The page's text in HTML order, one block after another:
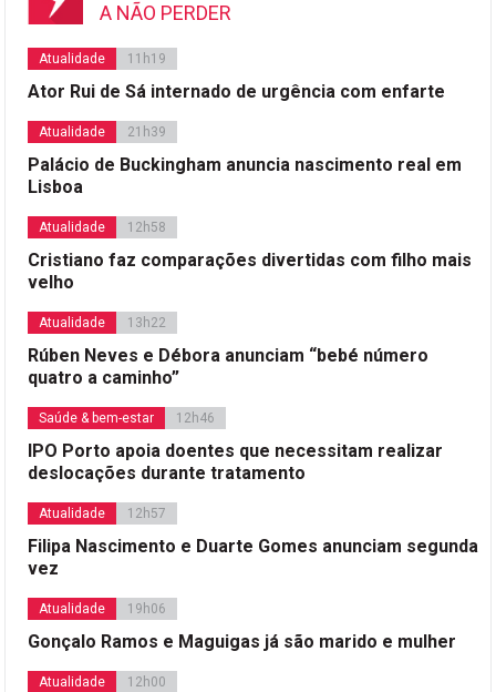
A NÃO PERDER
Atualidade 11h19
Ator Rui de Sá internado de urgência com enfarte
Atualidade 21h39
Palácio de Buckingham anuncia nascimento real em
Lisboa
Atualidade 12h58
Cristiano faz comparações divertidas com filho mais
velho
Atualidade 13h22
Rúben Neves e Débora anunciam “bebé número
quatro a caminho”
Saúde & bem-estar 12h46
IPO Porto apoia doentes que necessitam realizar
deslocações durante tratamento
Atualidade 12h57
Filipa Nascimento e Duarte Gomes anunciam segunda
vez
Atualidade 19h06
Gonçalo Ramos e Maguigas já são marido e mulher
Atualidade 12h00